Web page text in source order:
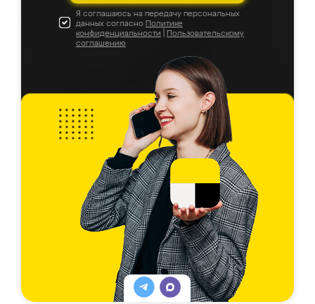
Я соглашаюсь на передачу персональных
данных согласно Политике
конфиденциальности
Пользовательскому
соглашению